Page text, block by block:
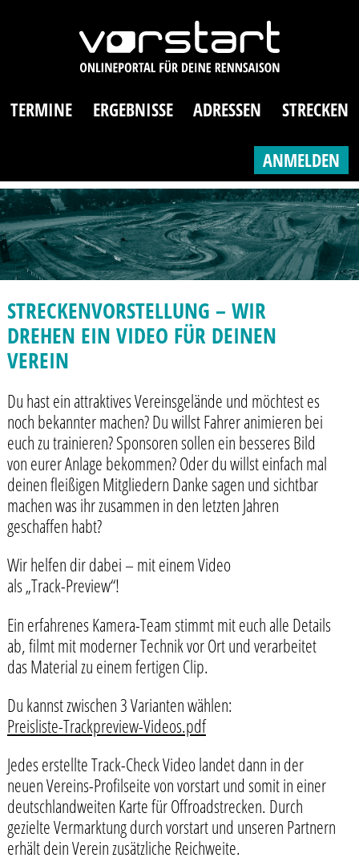
TERMINE ERGEBNISSE ADRESSEN STRECKEN
ANMELDEN
STRECKENVORSTELLUNG – WIR
DREHEN EIN VIDEO FÜR DEINEN
VEREIN
Du hast ein attraktives Vereinsgelände und möchtest es
noch bekannter machen? Du willst Fahrer animieren bei
euch zu trainieren? Sponsoren sollen ein besseres Bild
von eurer Anlage bekommen? Oder du willst einfach mal
deinen fleißigen Mitgliedern Danke sagen und sichtbar
machen was ihr zusammen in den letzten Jahren
geschaffen habt?
Wir helfen dir dabei – mit einem Video
als „Track-Preview“!
Ein erfahrenes Kamera-Team stimmt mit euch alle Details
ab, filmt mit moderner Technik vor Ort und verarbeitet
das Material zu einem fertigen Clip.
Du kannst zwischen 3 Varianten wählen:
Preisliste-Trackpreview-Videos.pdf
Jedes erstellte Track-Check Video landet dann in der
neuen Vereins-Profilseite von vorstart und somit in einer
deutschlandweiten Karte für Offroadstrecken. Durch
gezielte Vermarktung durch vorstart und unseren Partnern
erhält dein Verein zusätzliche Reichweite.